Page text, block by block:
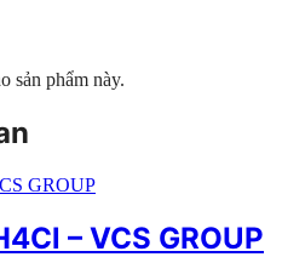
sản phẩm này.
– VCS GROUP